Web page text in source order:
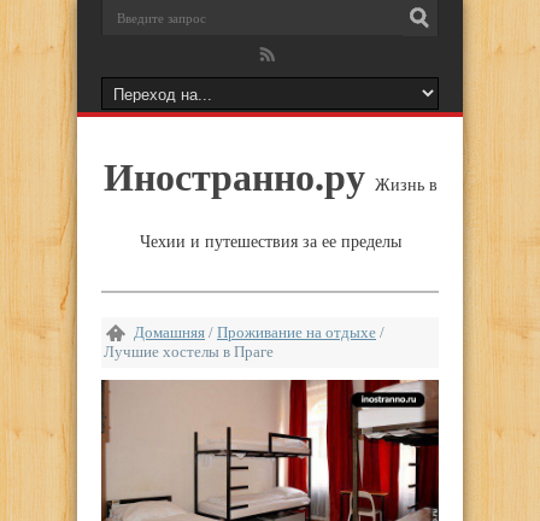
Иностранно.ру Жизнь в
Чехии и путешествия за ее пределы
Домашняя / Проживание на отдыхе /
Лучшие хостелы в Праге